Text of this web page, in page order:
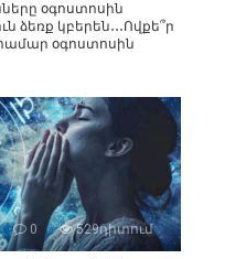
օգոստոսին
ձեռք կբերեն․․․Ովքե՞ր
համար օգոստոսին
0 529դիտում